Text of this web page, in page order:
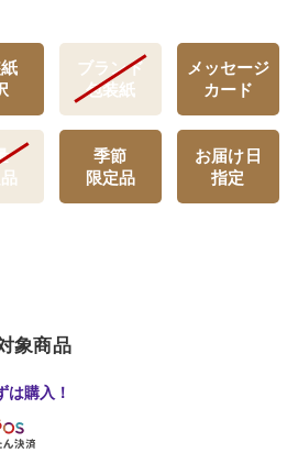
ブランド
包装紙
メッセージ
カード
季節
限定品
お届け日
指定
象商品
は購入！